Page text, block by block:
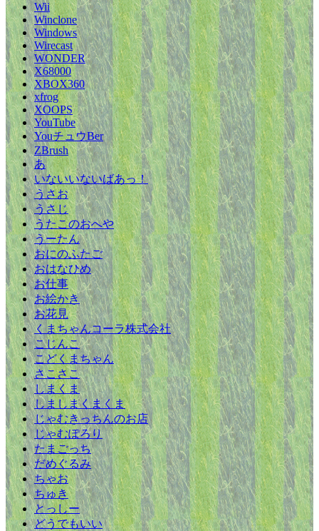
Wii
Winclone
Windows
Wirecast
WONDER
X68000
XBOX360
xfrog
XOOPS
YouTube
YouチュウBer
ZBrush
あ
いないいないばあっ！
うさお
うさじ
うたこのおへや
うーたん
おにのふたご
おはなひめ
お仕事
お絵かき
お花見
くまちゃんコーラ株式会社
こじんこ
こどくまちゃん
さこさこ
しまくま
しましまくまくま
じゃむきっちんのお店
じゃむぽろり
たまごっち
だめぐるみ
ちゃお
ちゅき
とっしー
どうでもいい